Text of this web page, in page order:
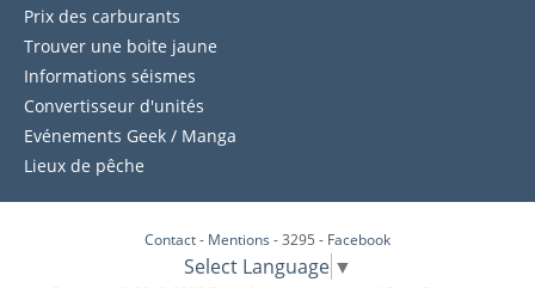
Prix des carburants
Trouver une boite jaune
Informations séismes
Convertisseur d'unités
Evénements Geek / Manga
Lieux de pêche
Contact- Mentions - 3295 - Facebook
Select Language ▼